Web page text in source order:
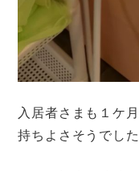
入居者さまも１ケ
持ちよさそうでした